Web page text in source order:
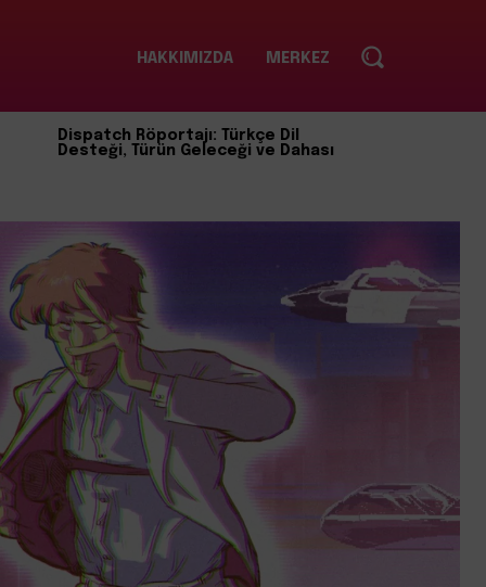
HAKKIMIZDA MERKEZ
Dispatch Röportajı: Türkçe Dil
Desteği, Türün Geleceği ve Dahası